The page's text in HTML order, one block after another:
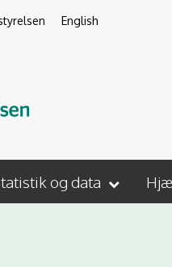
English
og data